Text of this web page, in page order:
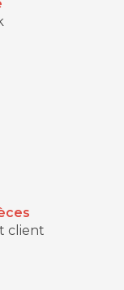
client